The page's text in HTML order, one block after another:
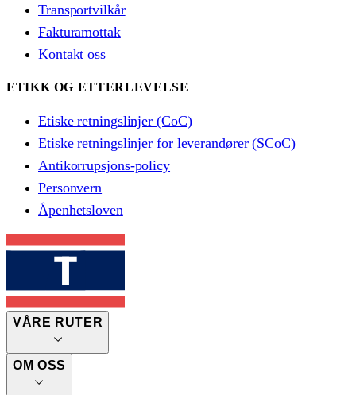
Transportvilkår
Fakturamottak
Kontakt oss
ETIKK OG ETTERLEVELSE
Etiske retningslinjer (CoC)
Etiske retningslinjer for leverandører (SCoC)
Antikorrupsjons-policy
Personvern
Åpenhetsloven
VÅRE RUTER
OM OSS